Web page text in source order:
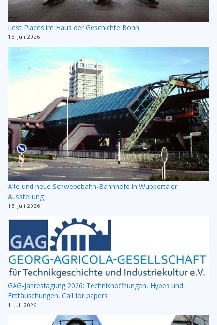
Lost Places im Haus der Geschichte Bonn
13. Juli 2026
Alte und neue Schwebebahn-Bahnhöfe in Wuppertaler
Ausstellung
13. Juli 2026
GAG-Jahrestagung 2026: Technikhoffnungen, Hypes und
Enttäuschungen, Call for papers
1. Juli 2026